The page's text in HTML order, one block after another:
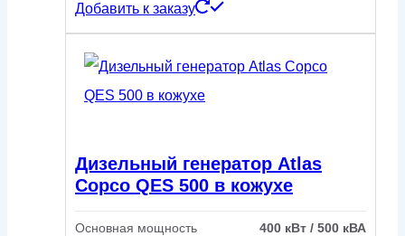
Добавить к заказу
Дизельный генератор Atlas
Copco QES 500 в кожухе
Основная мощность 400 кВт / 500 кВА